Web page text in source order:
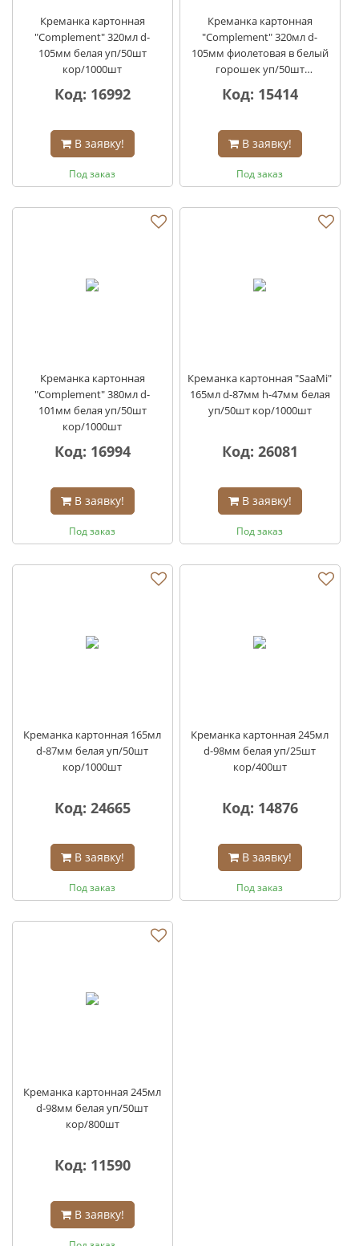
Креманка картонная
"Complement" 320мл d-
105мм белая уп/50шт
кор/1000шт
Код: 16992
В заявку!
Под заказ
Креманка картонная
"Complement" 320мл d-
105мм фиолетовая в белый
горошек уп/50шт
Код: 15414
В заявку!
Под заказ
Креманка картонная
"Complement" 380мл d-
101мм белая уп/50шт
кор/1000шт
Код: 16994
В заявку!
Под заказ
Креманка картонная "SaaMi"
165мл d-87мм h-47мм белая
уп/50шт кор/1000шт
Код: 26081
В заявку!
Под заказ
Креманка картонная 165мл
d-87мм белая уп/50шт
кор/1000шт
Код: 24665
В заявку!
Под заказ
Креманка картонная 245мл
d-98мм белая уп/25шт
кор/400шт
Код: 14876
В заявку!
Под заказ
Креманка картонная 245мл
d-98мм белая уп/50шт
кор/800шт
Код: 11590
В заявку!